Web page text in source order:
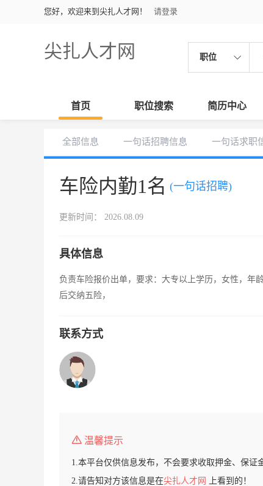
您好，欢迎来到尖扎人才网！ 请登录
尖扎人才网 职位
首页 职位搜索 简历中心
全部信息 一句话招聘信息 一句话求职
车险内勤1名 (一句话招聘)
更新时间： 2026.08.09
具体信息
负责车险报价出单，要求：大专以上学历，女性，年
后交纳五险，
联系方式
温馨提示
1.本平台仅供信息发布，不会要求收取押金、保证
2.请告知对方该信息是在尖扎人才网
上看到的！